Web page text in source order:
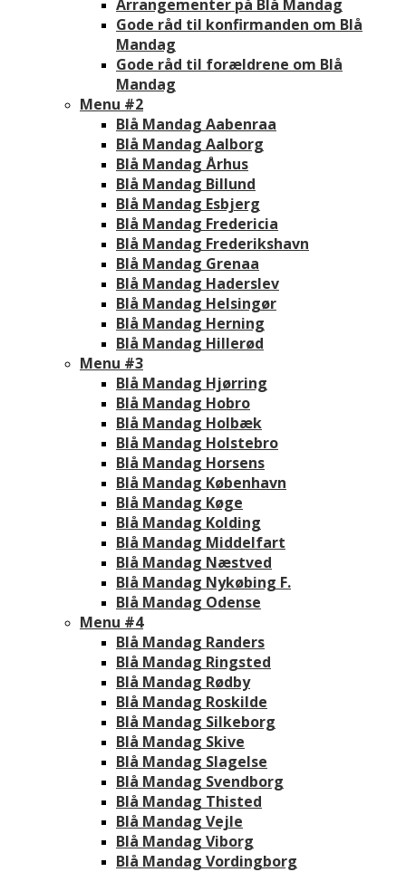
Arrangementer på Blå Mandag
Gode råd til konfirmanden om Blå
Mandag
Gode råd til forældrene om Blå
Mandag
Menu #2
Blå Mandag Aabenraa
Blå Mandag Aalborg
Blå Mandag Århus
Blå Mandag Billund
Blå Mandag Esbjerg
Blå Mandag Fredericia
Blå Mandag Frederikshavn
Blå Mandag Grenaa
Blå Mandag Haderslev
Blå Mandag Helsingør
Blå Mandag Herning
Blå Mandag Hillerød
Menu #3
Blå Mandag Hjørring
Blå Mandag Hobro
Blå Mandag Holbæk
Blå Mandag Holstebro
Blå Mandag Horsens
Blå Mandag København
Blå Mandag Køge
Blå Mandag Kolding
Blå Mandag Middelfart
Blå Mandag Næstved
Blå Mandag Nykøbing F.
Blå Mandag Odense
Menu #4
Blå Mandag Randers
Blå Mandag Ringsted
Blå Mandag Rødby
Blå Mandag Roskilde
Blå Mandag Silkeborg
Blå Mandag Skive
Blå Mandag Slagelse
Blå Mandag Svendborg
Blå Mandag Thisted
Blå Mandag Vejle
Blå Mandag Viborg
Blå Mandag Vordingborg